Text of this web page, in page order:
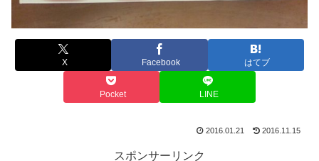
X Facebook はてブ
Pocket LINE
2016.01.21 2016.11.15
スポンサーリンク